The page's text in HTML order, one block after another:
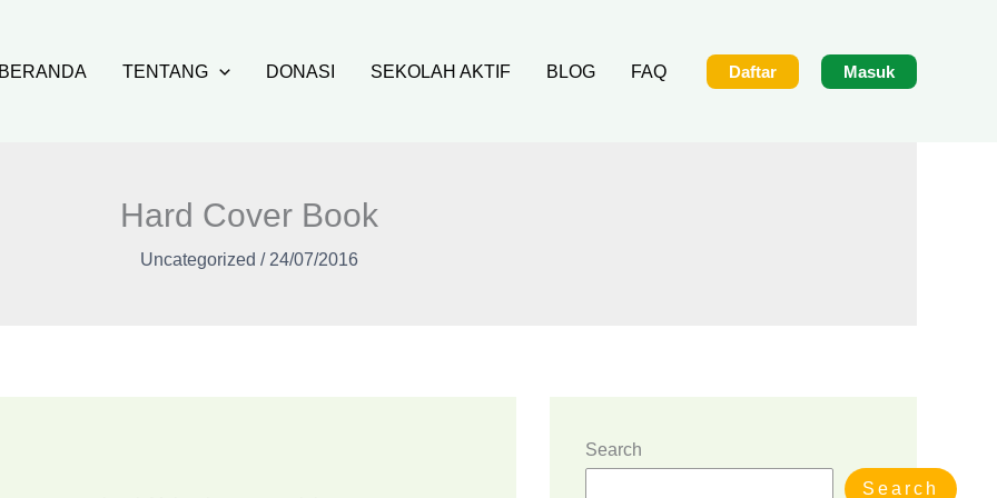
BERANDA TENTANG DONASI SEKOLAH AKTIF BLOG FAQ Daftar Masuk
Hard Cover Book
Uncategorized / 24/07/2016
Search
Search